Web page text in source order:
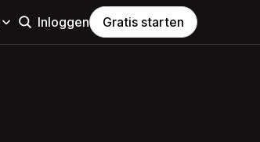
Inloggen Gratis starten